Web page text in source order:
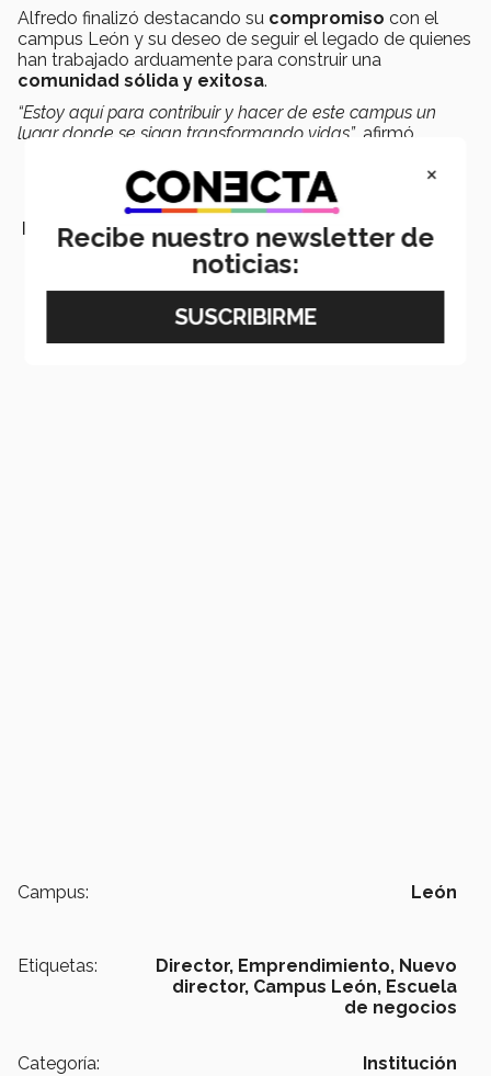
Alfredo finalizó destacando su compromiso con el
campus León y su deseo de seguir el legado de quienes
han trabajado arduamente para construir una
comunidad sólida y exitosa.
“Estoy aquí para contribuir y hacer de este campus un
lugar donde se sigan transformando vidas”, afirmó.
LEER MÁS:
Campus: León
Etiquetas: Director, Emprendimiento, Nuevo
director, Campus León, Escuela
de negocios
Categoría: Institución
×
Recibe nuestro newsletter de
noticias: